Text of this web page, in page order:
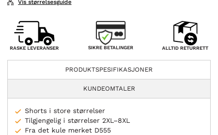
Vis størrelsesguide
RASKE LEVERANSER SIKRE BETALINGER ALLTID RETURRETT
PRODUKTSPESIFIKASJONER
KUNDEOMTALER
Shorts i store størrelser
Tilgjengelig i størrelser 2XL–8XL
Fra det kule merket D555